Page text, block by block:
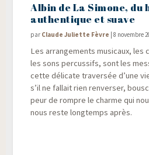
Albin de La Simone, du
authentique et suave
par Claude Juliette Fèvre |8 novembre
Les arran­ge­ments musi­caux,
les sons per­cus­sifs, sont les
cette déli­cate tra­ver­sée d’une
s’il ne fal­lait rien ren­ver­ser,
peur de rompre le charme qui
nous reste long­temps après.